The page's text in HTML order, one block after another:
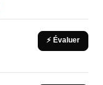
⚡ Évaluer